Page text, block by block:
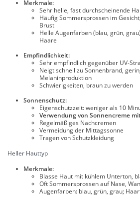
Merkmale:
Sehr helle, fast durchscheinende
Häufig Sommersprossen im
Brust
Helle Augenfarben (blau, grün,
Haare
Empfindlichkeit:
Sehr empfindlich gegenüber UV-
Neigt schnell zu Sonnenbrand,
Melaninproduktion
Schwierigkeiten, braun zu werden
Sonnenschutz:
Eigenschutzzeit: weniger als 10
Verwendung von Sonnencreme
Regelmäßiges Nachcremen
Vermeidung der Mittagssonne
Tragen von Schutzkleidung
Heller Hauttyp
Merkmale:
Blasse Haut mit kühlem Unterton,
Oft Sommersprossen auf Nase,
Augenfarben: blau, grün, grau;